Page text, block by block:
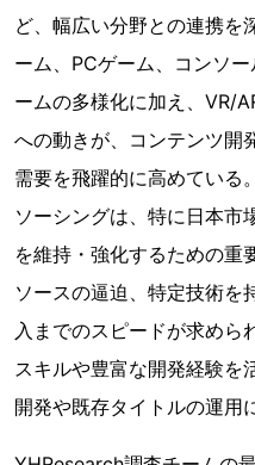
ど、幅広い分野との連携を
ーム、PCゲーム、コンソ
ームの多様化に加え、VR/
への動きが、コンテンツ開
需要を飛躍的に高めている
ソーシングは、特に日本市
を維持・強化するための重
ソースの逼迫、特定技術を
入までのスピードが求めら
スキルや豊富な開発経験を
開発や既存タイトルの運用